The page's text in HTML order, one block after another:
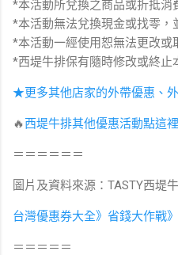
*本活動所兌換之商品或折抵消
*本活動無法兌換現金或找零，
*本活動一經使用恕無法更改或
*西堤牛排保有隨時修改或終止
★更多其他店家的外帶優惠、
🔥西堤牛排其他優惠活動點這裡
＝＝＝＝＝＝
圖片及資料來源：TASTY西堤
台灣優惠券大全》省錢大作戰
＝＝＝＝＝